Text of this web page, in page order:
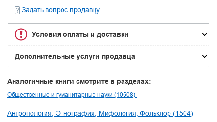
Задать вопрос продавцу
Условия оплаты и доставки
Дополнительные услуги продавца
Аналогичные книги смотрите в разделах:
Общественные и гуманитарные науки (10508)
Антропология, Этнография, Мифология, Фольклор (1504)